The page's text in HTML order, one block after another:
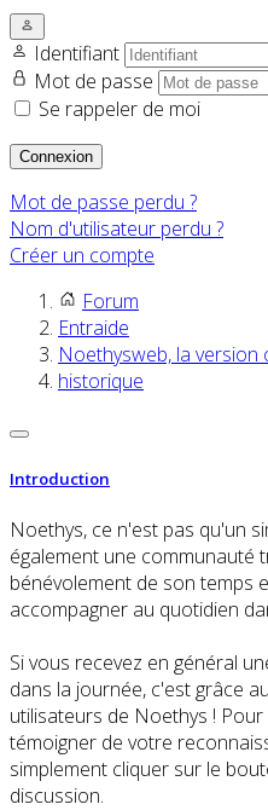
Identifiant
Mot de passe
Se rappeler de moi
Connexion
Mot de passe perdu ?
Nom d'utilisateur perdu ?
Créer un compte
Forum
Entraide
Noethysweb, la version
historique
Introduction
Noethys, ce n'est pas qu'un
également une communauté
bénévolement de son temps
accompagner au quotidien
Si vous recevez en général
dans la journée, c'est grâce
utilisateurs de Noethys !
témoigner de votre
simplement cliquer sur le
discussion.